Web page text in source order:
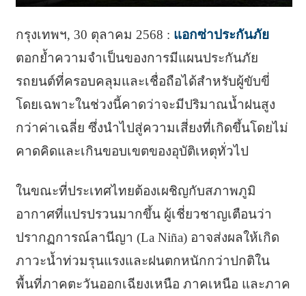
กรุงเทพฯ, 30 ตุลาคม 2568 : แอกซ่าประกันภัย
ตอกย้ำความจำเป็นของการมีแผนประกันภัย
รถยนต์ที่ครอบคลุมและเชื่อถือได้สำหรับผู้ขับขี่
โดยเฉพาะในช่วงนี้คาดว่าจะมีปริมาณน้ำฝนสูง
กว่าค่าเฉลี่ย ซึ่งนำไปสู่ความเสี่ยงที่เกิดขึ้นโดยไม่
คาดคิดและเกินขอบเขตของอุบัติเหตุทั่วไป
ในขณะที่ประเทศไทยต้องเผชิญกับสภาพภูมิ
อากาศที่แปรปรวนมากขึ้น ผู้เชี่ยวชาญเตือนว่า
ปรากฏการณ์ลานีญา (La Niña) อาจส่งผลให้เกิด
ภาวะน้ำท่วมรุนแรงและฝนตกหนักกว่าปกติใน
พื้นที่ภาคตะวันออกเฉียงเหนือ ภาคเหนือ และภาค